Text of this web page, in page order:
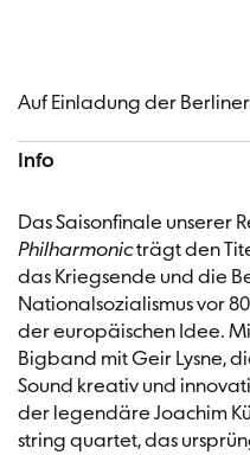
Auf Einladung der
Info
Das Saisonfinale unserer
Philharmonicträgt den
das Kriegsende und die
Nationalsozialismus vor
der europäischen Idee.
Bigband mit Geir Lysne,
Sound kreativ und
der legendäre Joachim
string quartet, das